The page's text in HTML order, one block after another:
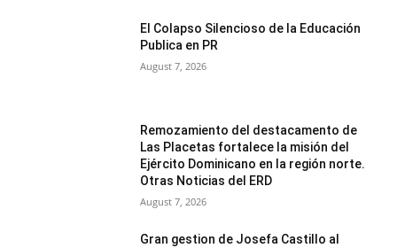
El Colapso Silencioso de la Educación
Publica en PR
August 7, 2026
Remozamiento del destacamento de
Las Placetas fortalece la misión del
Ejército Dominicano en la región norte.
Otras Noticias del ERD
August 7, 2026
Gran gestion de Josefa Castillo al